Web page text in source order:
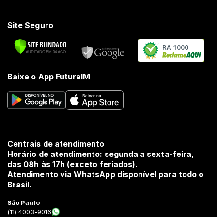
Site Seguro
RA 1000
Baixe o App FuturaIM
Centrais de atendimento
Horário de atendimento: segunda a sexta-feira,
das 08h às 17h (exceto feriados).
Atendimento via WhatsApp disponível para todo o
Brasil.
São Paulo
(11) 4003-9016